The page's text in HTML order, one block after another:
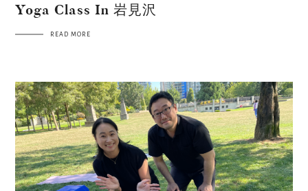
Yoga Class In 岩見沢
READ MORE